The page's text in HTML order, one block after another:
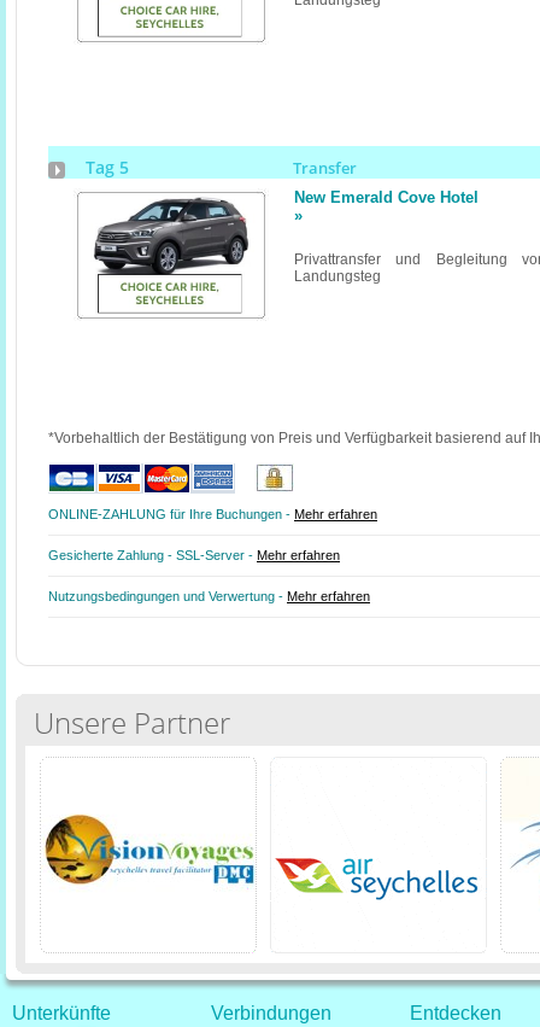
Tag 5 Transfer
New Emerald Cove Hotel
»
Privattransfer und Begleitung
Landungsteg
*Vorbehaltlich der Bestätigung von Preis und Verfügbarkeit basierend auf
ONLINE-ZAHLUNG für Ihre Buchungen - Mehr erfahren
Gesicherte Zahlung - SSL-Server - Mehr erfahren
Nutzungsbedingungen und Verwertung - Mehr erfahren
Unsere Partner
Unterkünfte Verbindungen Entdecken